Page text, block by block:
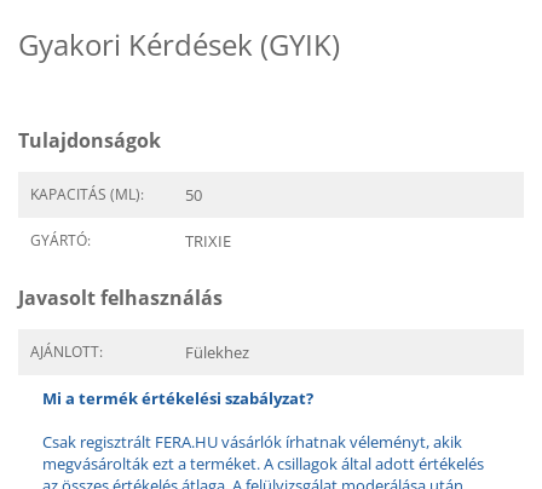
Gyakori Kérdések (GYIK)
Tulajdonságok
KAPACITÁS (ML): 50
GYÁRTÓ: TRIXIE
Javasolt felhasználás
AJÁNLOTT: Fülekhez
Mi a termék értékelési szabályzat?
Csak regisztrált FERA.HU vásárlók írhatnak véleményt, akik
megvásárolták ezt a terméket. A csillagok által adott értékelés